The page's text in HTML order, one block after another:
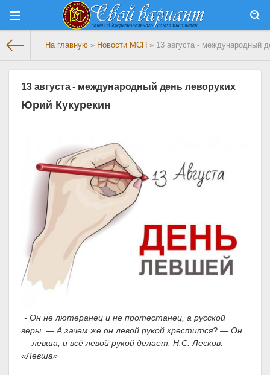
На главную » Новости МСП » 13 августа - международный
13 августа - международный день леворуких
Юрий Кукурекин
- Он не лютеранец и не протестанец, а русской
веры. — А зачем же он левой рукой крестится? — Он
— левша, и всё левой рукой делает. Н.С. Лесков.
«Левша»